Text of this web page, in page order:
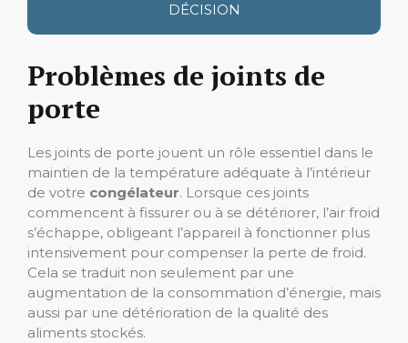
DÉCISION
Problèmes de joints de
porte
Les joints de porte jouent un rôle essentiel dans le
maintien de la température adéquate à l’intérieur
de votre congélateur. Lorsque ces joints
commencent à fissurer ou à se détériorer, l’air froid
s’échappe, obligeant l’appareil à fonctionner plus
intensivement pour compenser la perte de froid.
Cela se traduit non seulement par une
augmentation de la consommation d’énergie, mais
aussi par une détérioration de la qualité des
aliments stockés.